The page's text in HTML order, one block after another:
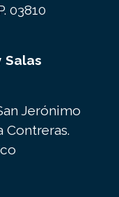
03810
Salas
Jerónimo
Contreras.